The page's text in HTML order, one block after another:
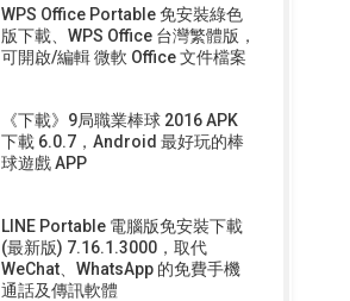
WPS Office Portable 免安裝綠色
版下載、WPS Office 台灣繁體版，
可開啟/編輯 微軟 Office 文件檔案
《下載》9局職業棒球 2016 APK
下載 6.0.7，Android 最好玩的棒
球遊戲 APP
LINE Portable 電腦版免安裝下載
(最新版) 7.16.1.3000，取代
WeChat、WhatsApp 的免費手機
通話及傳訊軟體